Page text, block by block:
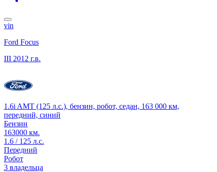
vin
Ford Focus
III 2012 г.в.
1.6i AMT (125 л.с.), бензин, робот, седан, 163 000 км,
передний, синий
Бензин
163000 км.
1.6 / 125 л.с.
Передний
Робот
3 владельца